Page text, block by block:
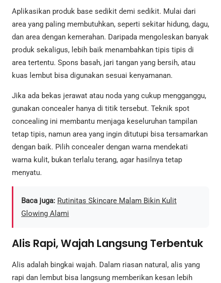
Aplikasikan produk base sedikit demi sedikit. Mulai dari
area yang paling membutuhkan, seperti sekitar hidung, dagu,
dan area dengan kemerahan. Daripada mengoleskan banyak
produk sekaligus, lebih baik menambahkan tipis tipis di
area tertentu. Spons basah, jari tangan yang bersih, atau
kuas lembut bisa digunakan sesuai kenyamanan.
Jika ada bekas jerawat atau noda yang cukup mengganggu,
gunakan concealer hanya di titik tersebut. Teknik spot
concealing ini membantu menjaga keseluruhan tampilan
tetap tipis, namun area yang ingin ditutupi bisa tersamarkan
dengan baik. Pilih concealer dengan warna mendekati
warna kulit, bukan terlalu terang, agar hasilnya tetap
menyatu.
Baca juga: Rutinitas Skincare Malam Bikin Kulit
Glowing Alami
Alis Rapi, Wajah Langsung Terbentuk
Alis adalah bingkai wajah. Dalam riasan natural, alis yang
rapi dan lembut bisa langsung memberikan kesan lebih